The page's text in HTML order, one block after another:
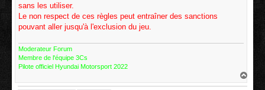
sans les utiliser.
Le non respect de ces règles peut entraîner des sanctions
pouvant aller jusqu'à l'exclusion du jeu.
Moderateur Forum
Membre de l'équipe 3Cs
Pilote officiel Hyundai Motorsport 2022